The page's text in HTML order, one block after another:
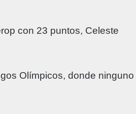
con 23 puntos, Celeste
Olímpicos, donde ninguno